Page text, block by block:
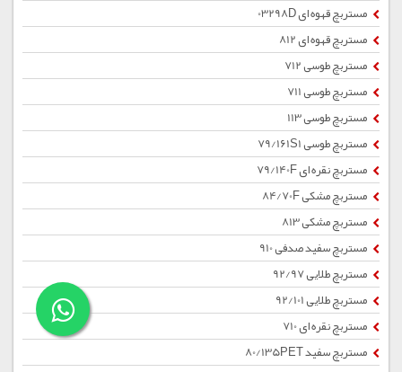
مستربچ قهوه ای 03298D
مستربچ قهوه ای 812
مستربچ طوسی 712
مستربچ طوسی 711
مستربچ طوسی 113
مستربچ طوسی 79/161S1
مستربچ نقره ای 79/140F
مستربچ مشکی 84/70F
مستربچ مشکی 813
مستربچ سفید صدفی 910
مستربچ طلایی 92/97
مستربچ طلایی 92/101
مستربچ نقره ای 710
مستربچ سفید 80/135PET